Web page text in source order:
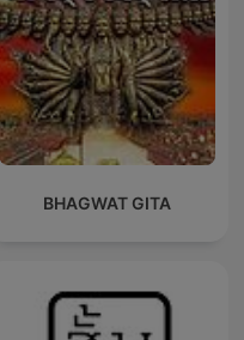
BHAGWAT GITA